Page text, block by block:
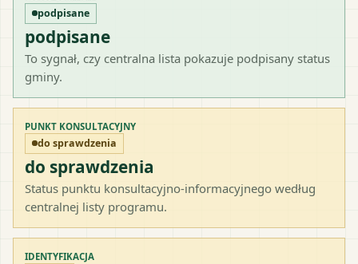
podpisane
podpisane
To sygnał, czy centralna lista pokazuje podpisany status
gminy.
PUNKT KONSULTACYJNY
do sprawdzenia
do sprawdzenia
Status punktu konsultacyjno-informacyjnego według
centralnej listy programu.
IDENTYFIKACJA